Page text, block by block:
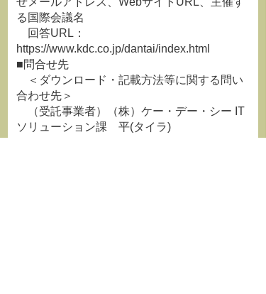
る国際会議名
回答URL：
https://www.kdc.co.jp/dantai/index.html
■問合せ先
＜ダウンロード・記載方法等に関する問い
合わせ先＞
（受託事業者）（株）ケー・デー・シー IT
ソリューション課 平(タイラ)